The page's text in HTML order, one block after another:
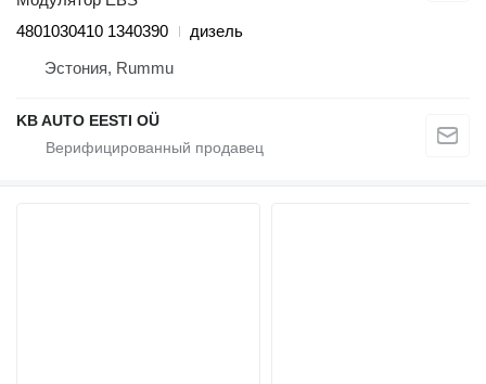
4801030410 1340390
дизель
Эстония, Rummu
KB AUTO EESTI OÜ